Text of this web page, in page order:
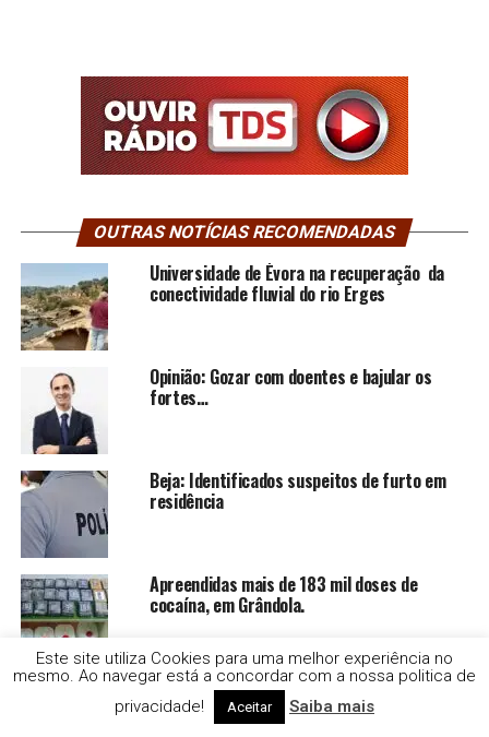
OUTRAS NOTÍCIAS RECOMENDADAS
Universidade de Évora na recuperação da
conectividade fluvial do rio Erges
Opinião: Gozar com doentes e bajular os
fortes…
Beja: Identificados suspeitos de furto em
residência
Apreendidas mais de 183 mil doses de
cocaína, em Grândola.
Opinião: Quebremos o estigma. Conversemos
sobre Cancro do Pulmão
Este site utiliza Cookies para uma melhor experiência no
mesmo. Ao navegar está a concordar com a nossa politica de
privacidade!
Aceitar Saiba mais